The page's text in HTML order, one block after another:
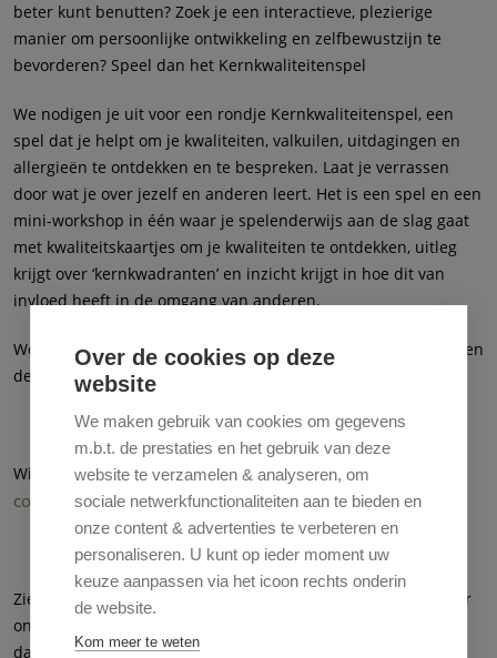
Over de cookies op deze
website
We maken gebruik van cookies om gegevens
m.b.t. de prestaties en het gebruik van deze
website te verzamelen & analyseren, om
sociale netwerkfunctionaliteiten aan te bieden en
onze content & advertenties te verbeteren en
personaliseren. U kunt op ieder moment uw
keuze aanpassen via het icoon rechts onderin
de website.
Kom meer te weten
beter kunt benutten? Zoek je een interactieve, plezierige
manier om persoonlijke ontwikkeling en zelfbewustzijn te
bevorderen? Speel dan het Kernkwaliteitenspel
We nodigen je uit voor een rondje Kernkwaliteitenspel, een
spel dat je helpt om je kwaliteiten, valkuilen, uitdagingen en
allergieën te ontdekken en te bespreken. Laat je verrassen
door wat je over jezelf en anderen leert. Het is een spel en een
mini-workshop in één waar je spelenderwijs aan de slag gaat
met kwaliteitskaartjes om je kwaliteiten te ontdekken, uitleg
krijgt over ‘kernkwadranten’ en inzicht krijgt in hoe dit van
invloed heeft in de omgang van anderen.
We spelen in een ontspannen sfeer met maximaal 8 spelers en
de spelbegeleider.
Wil je een poster van deze activiteit om op te hangen? Neem
contact met ons op en wij sturen je deze toe.
Zie je hieronder geen beschikbare data? Schrijf je dan in voor
onze nieuwsbrief, zo houden we je op de hoogte van nieuwe
data. De knop om je in te schrijven vind je rechts bovenaan